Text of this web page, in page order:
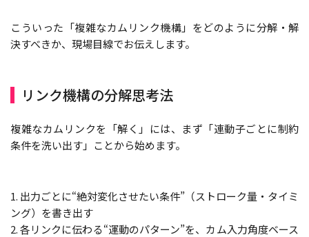
こういった「複雑なカムリンク機構」をどのように分解・解
決すべきか、現場目線でお伝えします。
リンク機構の分解思考法
複雑なカムリンクを「解く」には、まず「連動子ごとに制約
条件を洗い出す」ことから始めます。
1. 出力ごとに“絶対変化させたい条件”（ストローク量・タイミ
ング）を書き出す
2. 各リンクに伝わる“運動のパターン”を、カム入力角度ベース